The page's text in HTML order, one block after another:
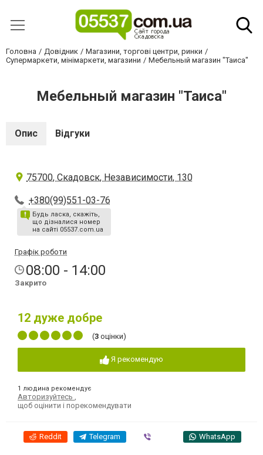
Головна Довідник
Магазини, торгові центри, ринки
Супермаркети, мінімаркети, магазини
Мебельный магазин "Таиса"
Мебельный магазин "Таиса"
Опис Відгуки
75700, Скадовск, Независимости, 130
+380(99)551-03-76
Будь ласка, скажіть,
що дізналися номер
на сайті 05537.com.ua
Графік роботи
08:00 - 14:00
Закрито
12 дуже добре
(3 оцінки)
Я рекомендую
1 людина рекомендує
Авторизуйтесь
щоб оцінити і порекомендувати
Reddit Telegram WhatsApp